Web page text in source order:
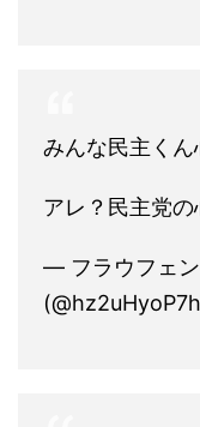
みんな民主く
アレ？民主党の
— フラウフェ